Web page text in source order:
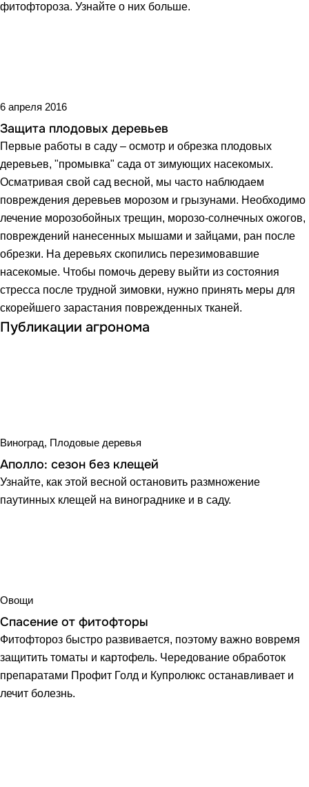
фитофтороза. Узнайте о них больше.
6 апреля 2016
Защита плодовых деревьев
Первые работы в саду – осмотр и обрезка плодовых
деревьев, "промывка" сада от зимующих насекомых.
Осматривая свой сад весной, мы часто наблюдаем
повреждения деревьев морозом и грызунами. Необходимо
лечение морозобойных трещин, морозо-солнечных ожогов,
повреждений нанесенных мышами и зайцами, ран после
обрезки. На деревьях скопились перезимовавшие
насекомые. Чтобы помочь дереву выйти из состояния
стресса после трудной зимовки, нужно принять меры для
скорейшего зарастания поврежденных тканей.
Публикации агронома
Виноград, Плодовые деревья
Аполло: сезон без клещей
Узнайте, как этой весной остановить размножение
паутинных клещей на винограднике и в саду.
Овощи
Спасение от фитофторы
Фитофтороз быстро развивается, поэтому важно вовремя
защитить томаты и картофель. Чередование обработок
препаратами Профит Голд и Купролюкс останавливает и
лечит болезнь.